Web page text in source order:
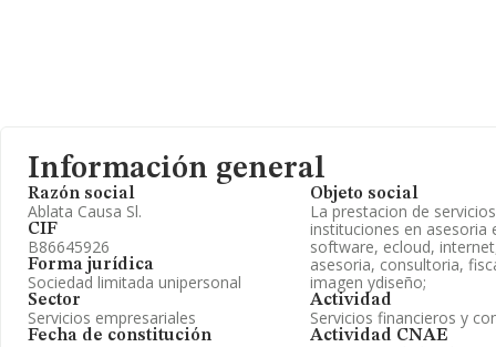
Información general
Razón social
Ablata Causa Sl.
CIF
B86645926
Forma jurídica
Sociedad limitada unipersonal
Sector
Servicios empresariales
Fecha de constitución
Objeto social
La prestacion de
instituciones en asesoria
software, ecloud,
asesoria, consultoria,
imagen ydiseño;
Actividad
Servicios financieros y
Actividad CNAE